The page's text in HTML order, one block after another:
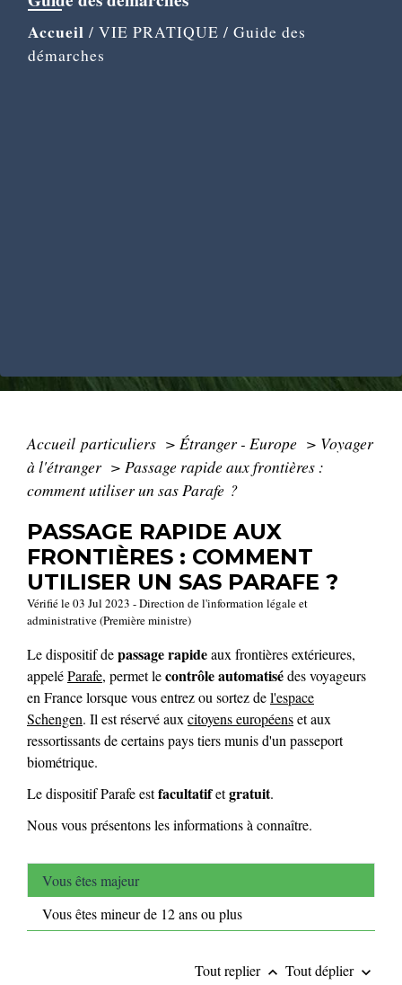
Accueil / VIE PRATIQUE / Guide des
démarches
Accueil particuliers > Étranger - Europe > Voyager
à l'étranger > Passage rapide aux frontières :
comment utiliser un sas Parafe ?
PASSAGE RAPIDE AUX
FRONTIÈRES : COMMENT
UTILISER UN SAS PARAFE ?
Vérifié le 03 Jul 2023 - Direction de l'information légale et
administrative (Première ministre)
Le dispositif depassage rapideaux frontières extérieures,
appeléParafe, permet lecontrôle automatisédes voyageurs
en France lorsque vous entrez ou sortez del'espace
Schengen. Il est réservé aux citoyens européenset aux
ressortissants de certains pays tiers munis d'un passeport
biométrique.
Le dispositif Parafe estfacultatifetgratuit.
Nous vous présentons les informations à connaître.
Vous êtes majeur
Vous êtes mineur de 12 ans ou plus
Tout replier keyboard_arrow_up Tout déplier keyboard_arrow_down